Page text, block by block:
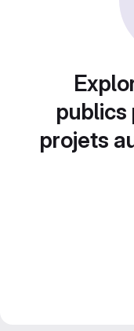
publics
projets